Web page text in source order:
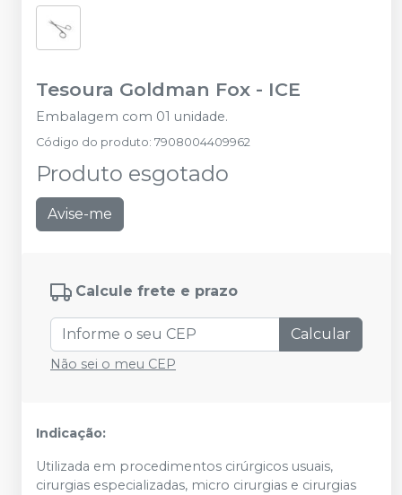
Tesoura Goldman Fox - ICE
Embalagem com 01 unidade.
Código do produto: 7908004409962
Produto esgotado
Avise-me
Calcule frete e prazo
Calcular
Não sei o meu CEP
Indicação:
Utilizada em procedimentos cirúrgicos usuais,
cirurgias especializadas, micro cirurgias e cirurgias